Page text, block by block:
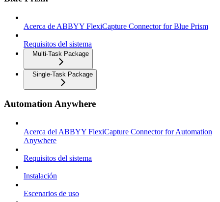
Acerca de ABBYY FlexiCapture Connector for Blue Prism
Requisitos del sistema
Multi-Task Package
Single-Task Package
Automation Anywhere
Acerca del ABBYY FlexiCapture Connector for Automation
Anywhere
Requisitos del sistema
Instalación
Escenarios de uso